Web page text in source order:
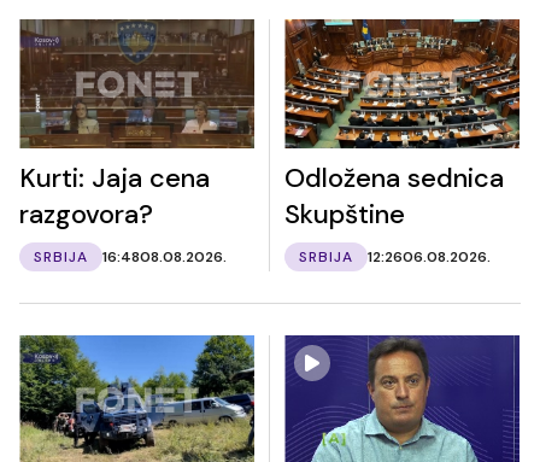
Kurti: Jaja cena
razgovora?
SRBIJA 16:4808.08.2026.
Odložena sednica
Skupštine
SRBIJA 12:2606.08.2026.